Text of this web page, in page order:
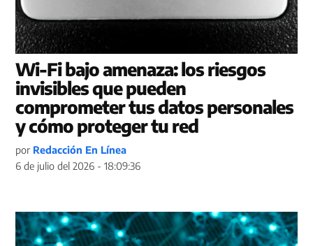
Wi-Fi bajo amenaza: los riesgos
invisibles que pueden
comprometer tus datos personales
y cómo proteger tu red
por Redacción En Línea
6 de julio del 2026 - 18:09:36